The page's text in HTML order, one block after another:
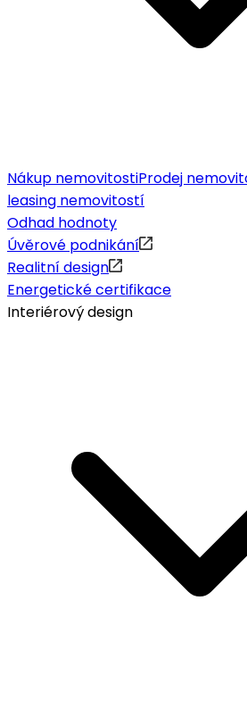
Nákup nemovitostiProdej
leasing nemovitostí
Odhad hodnoty
Úvěrové podnikání
Realitní design
Energetické certifikace
Interiérový design